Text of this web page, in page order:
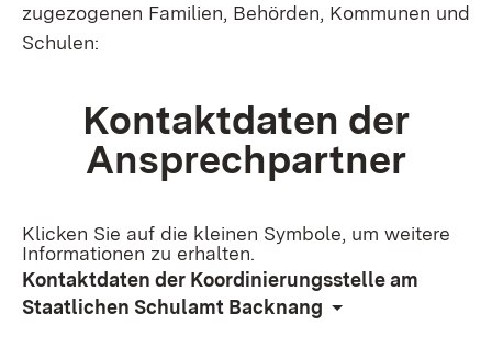
zugezogenen Familien, Behörden, Kommunen und
Schulen:
Kontaktdaten der
Ansprechpartner
Klicken Sie auf die kleinen Symbole, um weitere
Informationen zu erhalten.
Kontaktdaten der Koordinierungsstelle am
Staatlichen Schulamt Backnang